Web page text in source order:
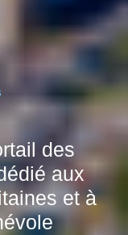
des
aux
et à